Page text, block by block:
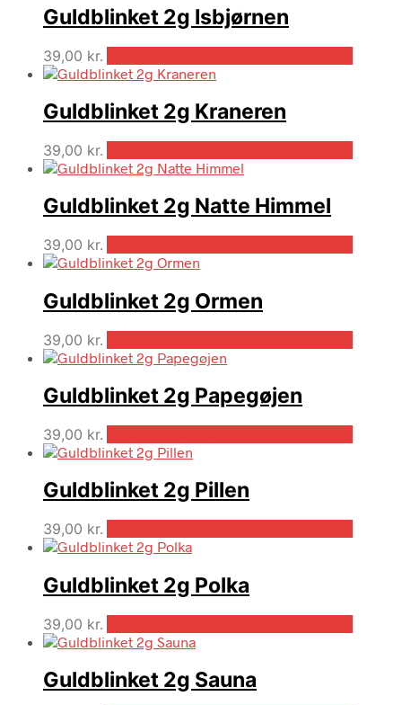
Guldblinket 2g Isbjørnen
39,00 kr.
Guldblinket 2g Kraneren
39,00 kr.
Guldblinket 2g Natte Himmel
39,00 kr.
Guldblinket 2g Ormen
39,00 kr.
Guldblinket 2g Papegøjen
39,00 kr.
Guldblinket 2g Pillen
39,00 kr.
Guldblinket 2g Polka
39,00 kr.
Guldblinket 2g Sauna